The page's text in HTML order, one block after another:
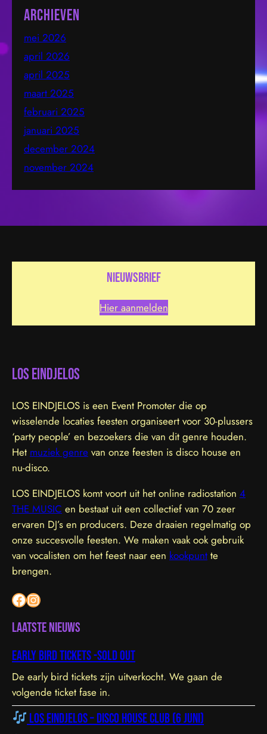
We dragen de LHBTIQ+ gemeenschap een warm
hart toe en steunen met overtuiging hun inzet voor
inclusie, gelijkwaardigheid en acceptatie. Samen
bouwen we aan een omgeving waarin iedereen
zichzelf kan zijn en…
Archieven
mei 2026
april 2026
april 2025
maart 2025
februari 2025
januari 2025
december 2024
november 2024
nieuwsbrief
Hier aanmelden
LOS EINDJELOS
LOS EINDJELOS is een Event Promoter die op
wisselende locaties feesten organiseert voor 30-plussers
‘party people’ en bezoekers die van dit genre houden.
Het muziek genre van onze feesten is disco house en
nu-disco.
LOS EINDJELOS komt voort uit het online radiostation 4
THE MUSIC en bestaat uit een collectief van 70 zeer
ervaren DJ’s en producers. Deze draaien regelmatig op
onze succesvolle feesten. We maken vaak ook gebruik
van vocalisten om het feest naar een kookpunt te
brengen.
Facebook Instagram
Laatste nieuws
Early bird tickets -sold out
De early bird tickets zijn uitverkocht. We gaan de
volgende ticket fase in.
Los Eindjelos – Disco House Club (6 juni)